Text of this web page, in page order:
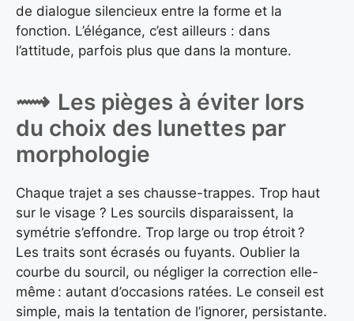
de dialogue silencieux entre la forme et la
fonction. L’élégance, c’est ailleurs : dans
l’attitude, parfois plus que dans la monture.
Les pièges à éviter lors
du choix des lunettes par
morphologie
Chaque trajet a ses chausse-trappes. Trop haut
sur le visage ? Les sourcils disparaissent, la
symétrie s’effondre. Trop large ou trop étroit ?
Les traits sont écrasés ou fuyants. Oublier la
courbe du sourcil, ou négliger la correction elle-
même : autant d’occasions ratées. Le conseil est
simple, mais la tentation de l’ignorer, persistante.